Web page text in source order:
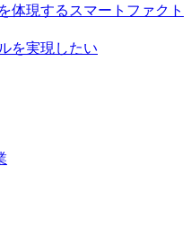
体現するスマートファクト
を実現したい